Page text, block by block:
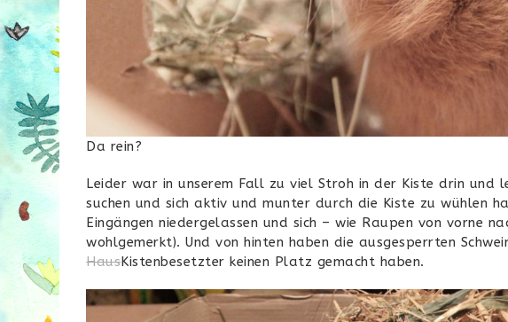
Da rein?
Leider war in unserem Fall zu viel Stroh in der Kiste drin und
suchen und sich aktiv und munter durch die Kiste zu wühlen
Eingängen niedergelassen und sich – wie Raupen von vorne
wohlgemerkt). Und von hinten haben die ausgesperrten
HausKistenbesetzter keinen Platz gemacht haben.